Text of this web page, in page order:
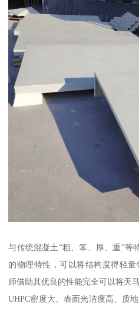
与传统混凝土“粗、笨、厚、重”等
的物理特性，可以将结构度得轻
师借助其优良的性能完全可以将天
UHPC密度大、表面光洁度高、质